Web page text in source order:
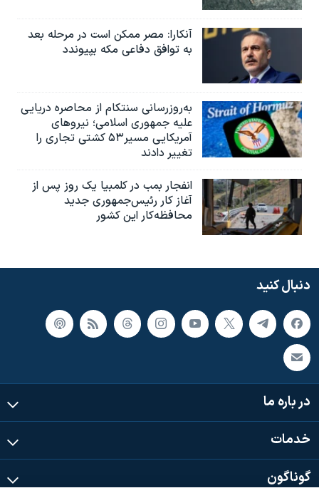
آنکارا: مصر ممکن است در مرحله بعد
به توافق دفاعی مکه بپیوندد
به‌روزرسانی سنتکام از محاصره دریایی
علیه جمهوری اسلامی؛ نیروهای
آمریکایی مسیر۵۳ کشتی تجاری را
تغییر دادند
انفجار بمب‌‌ در کلمبیا یک روز پس از
آغاز کار رئیس‌جمهوری جدید
محافظه‌کار این کشور
دنبال کنید
در باره ما
خدمات
گوناگون